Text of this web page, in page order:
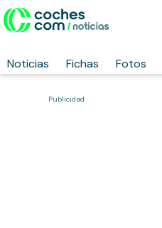
Noticias Fichas Fotos
Publicidad